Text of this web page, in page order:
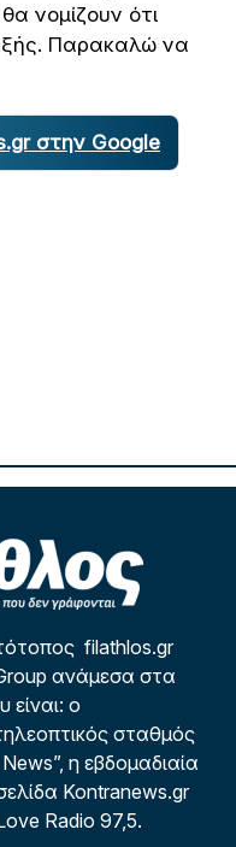
νομίζουν ότι
Παρακαλώ να
στην Google
filathlos.gr
ανάμεσα στα
είναι: ο
σταθμός
η εβδομαδιαία
Kontranews.gr
Radio 97,5.